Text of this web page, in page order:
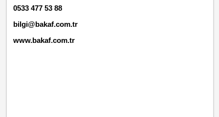
0533 477 53 88
bilgi@bakaf.com.tr
www.bakaf.com.tr